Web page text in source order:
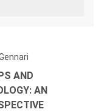
AND
AN